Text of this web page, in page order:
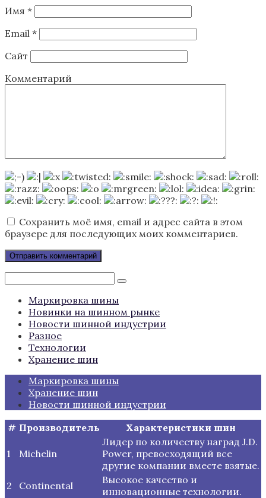
Имя *
Email *
Сайт
Комментарий
Сохранить моё имя, email и адрес сайта в этом
браузере для последующих моих комментариев.
Поиск:
Маркировка шины
Новинки на шинном рынке
Новости шинной индустрии
Разное
Технологии
Хранение шин
Маркировка шины
Хранение шин
Новости шинной индустрии
# Производитель Характеристики шин
1 Michelin
Лидер по количеству наград J.D.
Power, превосходящий все
другие компании вместе взятые.
2
Continental
Высокое качество и
инновационные технологии.